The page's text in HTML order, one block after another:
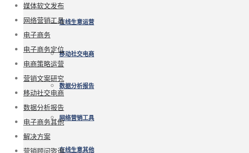
在线生意运营
移动社交电商
数据分析报告
网络营销工具
在线生意其他
媒体软文发布
网络营销工具
电子商务
电子商务定位
电商策略运营
营销文案研究
移动社交电商
数据分析报告
电子商务其他
解决方案
营销顾问咨询